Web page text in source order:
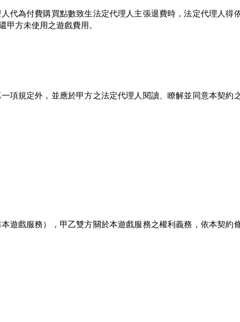
代為付費購買點數致生法定代理人主張退費時，法定代理人得
甲方未使用之遊戲費用。
項規定外，並應於甲方之法定代理人閱讀、瞭解並同意本契約
遊戲服務），甲乙雙方關於本遊戲服務之權利義務，依本契約